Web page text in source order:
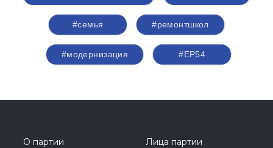
#семья #ремонтшкол
#модернизация #ЕР54
О партии
Лица партии